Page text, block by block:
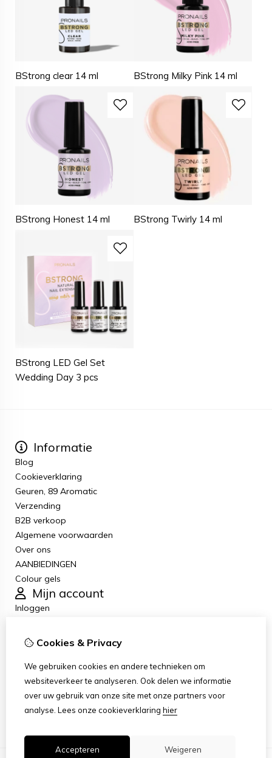
BStrong clear 14 ml BStrong Milky Pink 14 ml
BStrong Honest 14 ml BStrong Twirly 14 ml
BStrong LED Gel Set
Wedding Day 3 pcs
Informatie
Blog
Cookieverklaring
Geuren, 89 Aromatic
Verzending
B2B verkoop
Algemene voorwaarden
Over ons
AANBIEDINGEN
Colour gels
Mijn account
Inloggen
Verlanglijst
Klantenservice
Contact
Retourneren
Sitemap
Cookies & Privacy
We gebruiken cookies en andere technieken om
websiteverkeer te analyseren. Ook delen we informatie
over uw gebruik van onze site met onze partners voor
analyse. Lees onze cookieverklaring hier
Accepteren Weigeren